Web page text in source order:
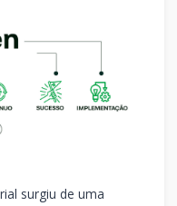
surgiu de uma